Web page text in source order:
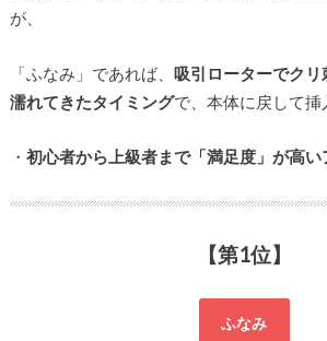
が、
「ふなみ」であれば、 吸引ローターでクリ
濡れてきたタイミングで、本体に戻して挿
・ 初心者から上級者まで「満足度」が高い
【第1位】
ふなみ